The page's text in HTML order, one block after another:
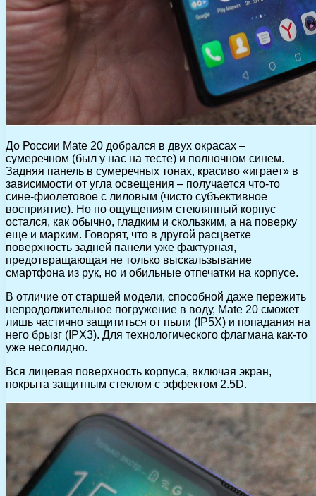
До России Mate 20 добрался в двух окрасах –
сумеречном (был у нас на тесте) и полночном синем.
Задняя панель в сумеречных тонах, красиво «играет» в
зависимости от угла освещения – получается что-то
сине-фиолетовое с лиловым (чисто субъективное
восприятие). Но по ощущениям стеклянный корпус
остался, как обычно, гладким и скользким, а на поверку
еще и марким. Говорят, что в другой расцветке
поверхность задней панели уже фактурная,
предотвращающая не только выскальзывание
смартфона из рук, но и обильные отпечатки на корпусе.
В отличие от старшей модели, способной даже пережить
непродолжительное погружение в воду, Mate 20 сможет
лишь частично защититься от пыли (IP5X) и попадания на
него брызг (IPX3). Для технологического флагмана как-то
уже несолидно.
Вся лицевая поверхность корпуса, включая экран,
покрыта защитным стеклом с эффектом 2.5D.